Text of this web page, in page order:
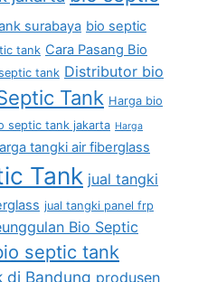
surabaya bio septic
tank Cara Pasang Bio
tank Distributor bio
Tank Harga bio
septic tank jakarta Harga
tangki air fiberglass
Tank jual tangki
jual tangki panel frp
Bio Septic
septic tank
di Bandung produsen